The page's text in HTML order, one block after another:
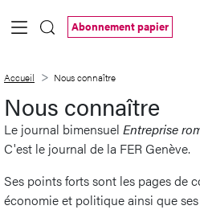
Saut au contenu principal
Abonnement papier
Accueil Nous connaître
Nous connaître
Le journal bimensuel Entreprise
C'est le journal de la FER Genève.
Ses points forts sont les pages de
économie et politique ainsi que